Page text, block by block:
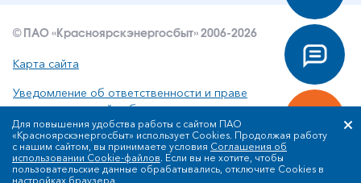
© ПАО «Красноярскэнергосбыт» 2006-2026
Карта сайта
Уведомление об ответственности и праве
интеллектуальной собственности
Политика ПАО «Красноярскэнергосбыт» в отношении
обработки персональных данных
Для повышения удобства работы с сайтом ПАО
«Красноярскэнергосбыт» использует Cookies. Продолжая работу
с нашим сайтом, вы принимаете условия Соглашения об
использовании Cookie-файлов. Если вы не хотите, чтобы
пользовательские данные обрабатывались, отключите Cookies в
настройках браузера.